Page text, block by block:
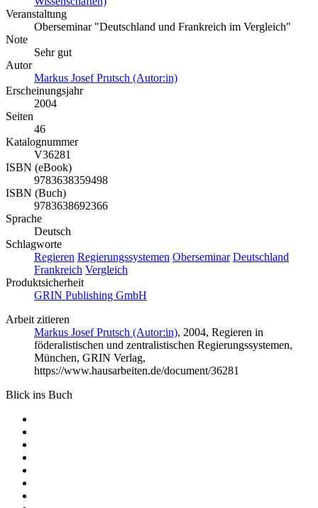
Veranstaltung
Oberseminar "Deutschland und Frankreich im Vergleich"
Note
Sehr gut
Autor
Markus Josef Prutsch (Autor:in)
Erscheinungsjahr
2004
Seiten
46
Katalognummer
V36281
ISBN (eBook)
9783638359498
ISBN (Buch)
9783638692366
Sprache
Deutsch
Schlagworte
Regieren Regierungssystemen Oberseminar Deutschland
Frankreich Vergleich
Produktsicherheit
GRIN Publishing GmbH
Arbeit zitieren
Markus Josef Prutsch (Autor:in), 2004, Regieren in
föderalistischen und zentralistischen Regierungssystemen,
München, GRIN Verlag,
https://www.hausarbeiten.de/document/36281
Blick ins Buch